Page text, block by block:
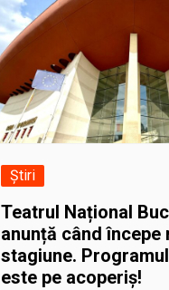
Știri
Teatrul Național
anunță când începe
stagiune.
este pe acoperiș!